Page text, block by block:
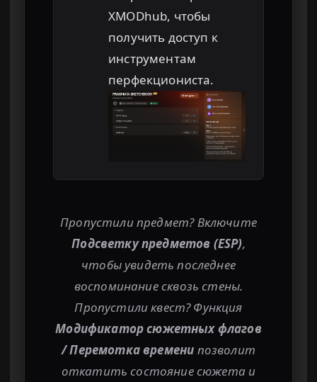
XMODhub, чтобы
получить доступ к
инструментам
перфекциониста.
Пропустили предмет? Включите
Подсветку предметов (ESP),
чтобы увидеть последнее
воспоминание сквозь стены.
Пропустили квест? Функция
Модификатор сюжетных флагов
/ Перемотка времени позволит
откатить состояние сюжета и